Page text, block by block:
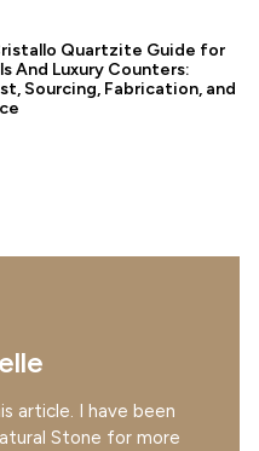
Quartzite Guide for
And Luxury Counters:
Sourcing, Fabrication, and
article. I have been
Stone for more